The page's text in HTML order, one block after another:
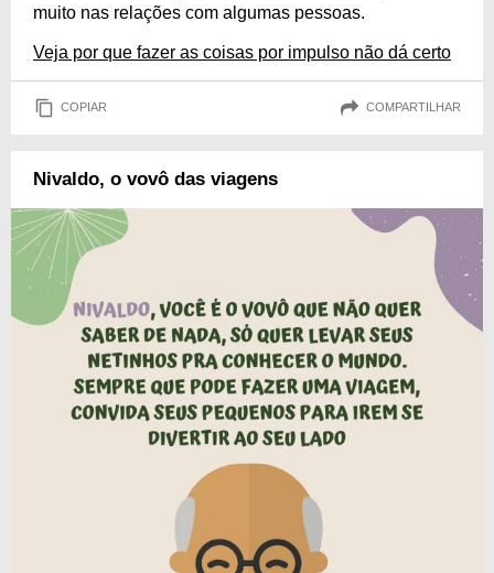
muito nas relações com algumas pessoas.
Veja por que fazer as coisas por impulso não dá certo
COPIAR COMPARTILHAR
Nivaldo, o vovô das viagens